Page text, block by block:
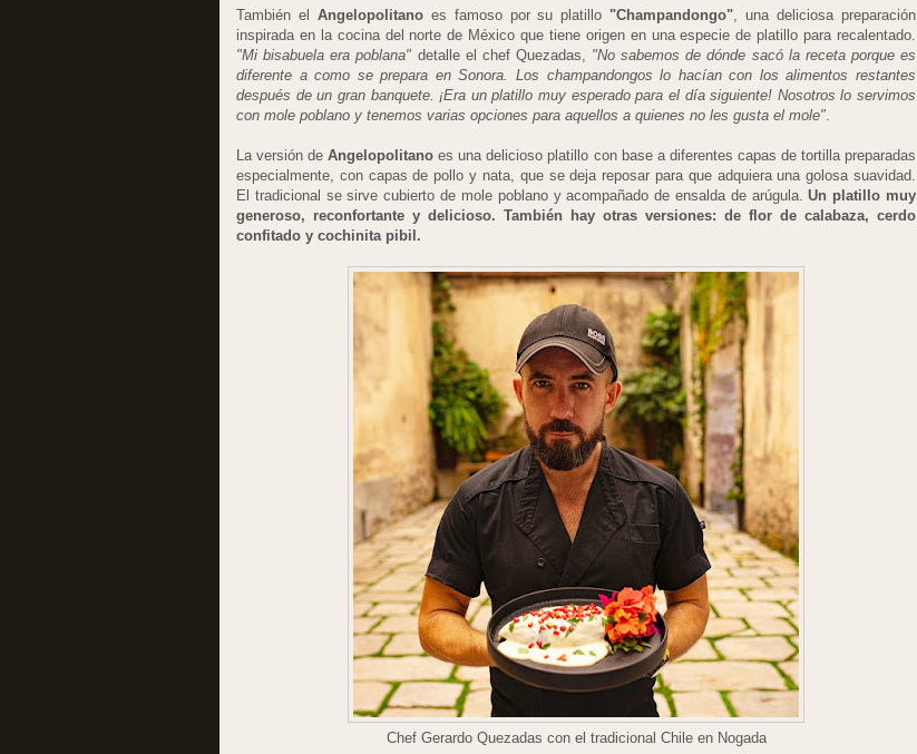
También el Angelopolitanoes famoso por su platillo "Champandongo", una deliciosa preparación
inspirada en la cocina del norte de México que tiene origen en una especie de platillo para recalentado.
"Mi bisabuela era poblana" detalle el chef Quezadas, "No sabemos de dónde sacó la receta porque es
diferente a como se prepara en Sonora. Los champandongos lo hacían con los alimentos restantes
después de un gran banquete. ¡Era un platillo muy esperado para el día siguiente! Nosotros lo servimos
con mole poblano y tenemos varias opciones para aquellos a quienes no les gusta el mole".
La versión deAngelopolitano es una delicioso platillo con base a diferentes capas de tortilla preparadas
especialmente, con capas de pollo y nata, que se deja reposar para que adquiera una golosa suavidad.
El tradicional se sirve cubierto de mole poblano y acompañado de ensalda de arúgula.Un platillo muy
generoso, reconfortante y delicioso. También hay otras versiones: de flor de calabaza, cerdo
confitado y cochinita pibil.
Chef Gerardo Quezadas con el tradicional Chile en Nogada